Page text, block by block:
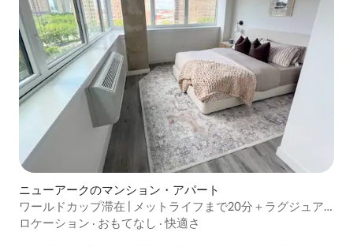
ニューアークのマンション・アパート
ワールドカップ滞在 | メットライフまで20分＋ラグジュア
リーなアメニティ
ロケーション · おもてなし ·快適さ